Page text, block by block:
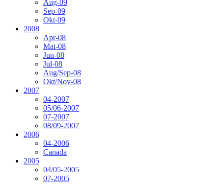
Aug-09
Sep-09
Okt-09
2008
Apr-08
Mai-08
Jun-08
Jul-08
Aug/Sep-08
Okt/Nov-08
2007
04-2007
05/06-2007
07-2007
08/09-2007
2006
04-2006
Canada
2005
04/05-2005
07-2005